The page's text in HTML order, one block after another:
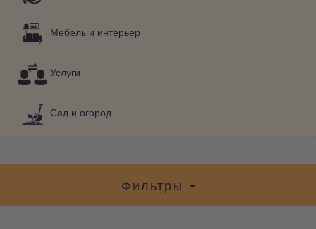
Мебель и интерьер
Услуги
Сад и огород
Фильтры